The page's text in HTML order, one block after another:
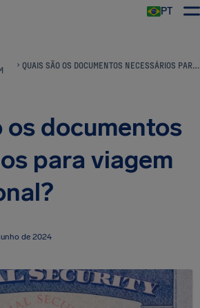
PT
QUAIS SÃO OS DOCUMENTOS NECESSÁRIOS PARA VIAGEM INTERNACIONAL?
os documentos
para viagem
de 2024